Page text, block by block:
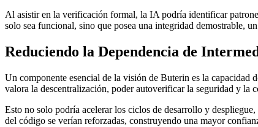
Al asistir en la verificación formal, la IA podría identificar
solo sea funcional, sino que posea una integridad demostrable,
Reduciendo la Dependencia de
Un componente esencial de la visión de Buterin es la capacidad
valora la descentralización, poder autoverificar la seguridad y la
Esto no solo podría acelerar los ciclos de desarrollo y
del código se verían reforzadas, construyendo una mayor